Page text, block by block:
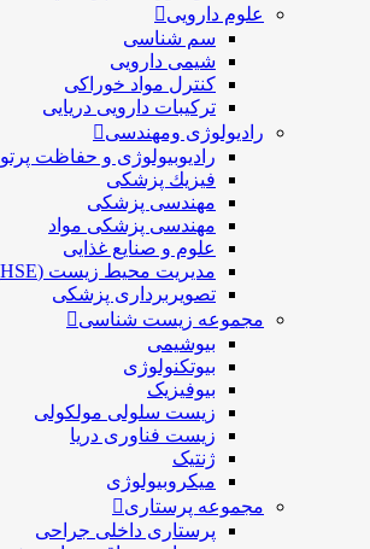
علوم دارویی
سم شناسی
شیمی دارویی
کنترل مواد خوراکی
ترکیبات دارویی دریایی
رادیولوژی ومهندسی
رادیوبیولوژی و حفاظت پرتو
فيزيك پزشکی
مهندسی پزشکی
مهندسی پزشکی مواد
علوم و صنايع غذایی
مدیریت محیط زیست (HSE)
تصویربرداری پزشکی
مجموعه زیست شناسی
بیوشیمی
بیوتکنولوژی
بیوفیزیک
زیست سلولی مولکولی
زیست فناوری دریا
ژنتیک
میکروبیولوژی
مجموعه پرستاری
پرستاری داخلی جراحی